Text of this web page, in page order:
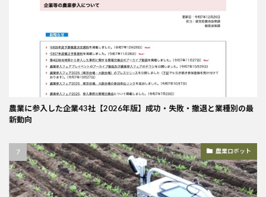
農業に参入した企業43社【2026年版】成功・失敗・撤退と業種別の最
新動向
農業ロボット